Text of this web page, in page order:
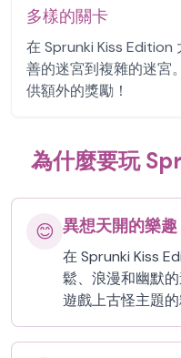
多樣的關卡
在 Sprunki Kiss Edition
善的迷宮到複雜的迷宮
供額外的獎勵！
為什麼要玩
😊 異想天開的樂趣
在 Sprunki Kiss
鬆、浪漫和幽默
遊戲上古怪主題的